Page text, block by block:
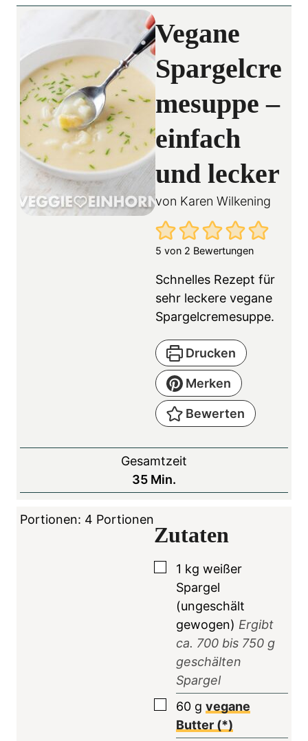
Vegane
Spargelcre
mesuppe –
einfach
und lecker
von Karen Wilkening
5 von 2 Bewertungen
Schnelles Rezept für
sehr leckere vegane
Spargelcremesuppe.
Drucken
Merken
Bewerten
Gesamtzeit
35M
i
n
e
Min.
Portionen: 4 Portionen
Zutaten
▢
1 kg weißer
Spargel
(ungeschält
gewogen) Ergibt
ca. 700 bis 750 g
geschälten
Spargel
▢
60 g vegane
Butter (*)